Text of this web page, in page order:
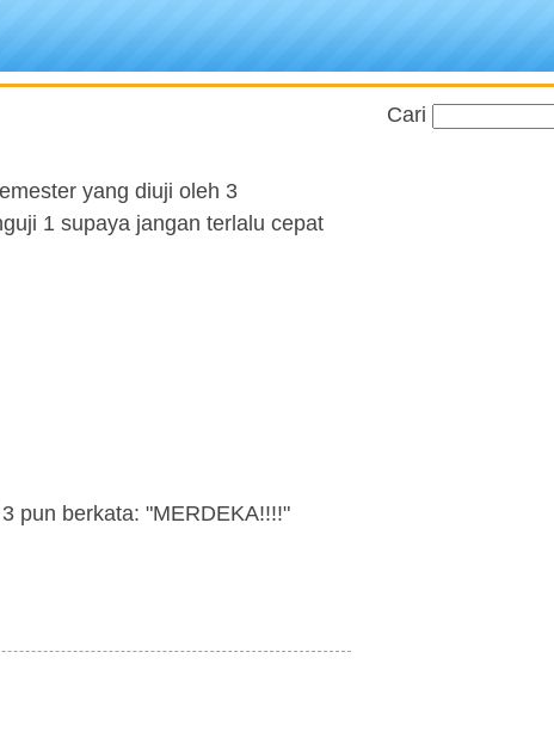
yang diuji oleh 3
1 supaya jangan terlalu cepat
pun berkata: "MERDEKA!!!!"
Cari